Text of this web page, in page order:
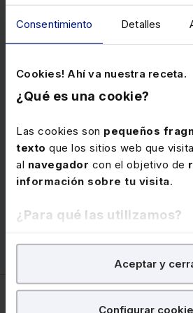
Consentimiento Detalles
Cookies! Ahí va nuestra receta.
¿Qué es una cookie?
Las cookies son pequeños
texto que los sitios web que
al navegador con el objetivo de
información sobre tu visita.
¿Para qué las utilizamos?
En Lefebvre utilizamos las
para tratar demejorar
nuestra página web. También
Aceptar y
Configurar
Memento Fiscal 2026
análisis completo de la
ejemplos prácticos respaldados
el servicio “Extras Mementos”,
comprobar en cualquier momento
marginal ha sido modificado, y
e-mail con las novedades.